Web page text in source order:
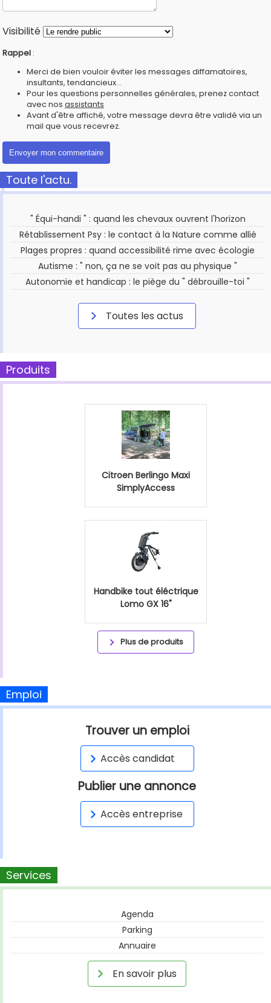
Visibilité
Rappel :
Merci de bien vouloir éviter les messages diffamatoires,
insultants, tendancieux...
Pour les questions personnelles générales, prenez contact
avec nos assistants
Avant d'être affiché, votre message devra être validé via un
mail que vous recevrez.
Toute l'actu.
" Équi-handi " : quand les chevaux ouvrent l'horizon
Rétablissement Psy : le contact à la Nature comme allié
Plages propres : quand accessibilité rime avec écologie
Autisme : " non, ça ne se voit pas au physique "
Autonomie et handicap : le piège du " débrouille-toi "
Toutes les actus
Produits
Citroen Berlingo Maxi
SimplyAccess
Handbike tout éléctrique
Lomo GX 16"
Plus de produits
Emploi
Trouver un emploi
Accès candidat
Publier une annonce
Accès entreprise
Services
Agenda
Parking
Annuaire
En savoir plus